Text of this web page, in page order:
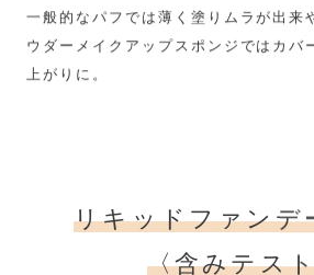
一般的なパフでは薄く塗りムラが出来
ウダーメイクアップスポンジではカバ
上がりに。
リキッドファンデ
〈含みテス